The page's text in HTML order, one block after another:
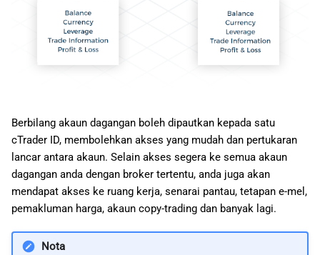
Berbilang akaun dagangan boleh dipautkan kepada satu
cTrader ID, membolehkan akses yang mudah dan pertukaran
lancar antara akaun. Selain akses segera ke semua akaun
dagangan anda dengan broker tertentu, anda juga akan
mendapat akses ke ruang kerja, senarai pantau, tetapan e-mel,
pemakluman harga, akaun copy-trading dan banyak lagi.
Nota